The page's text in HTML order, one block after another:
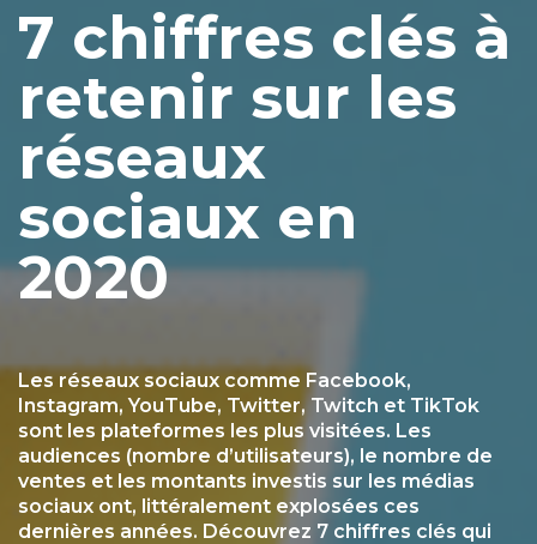
7 chiffres clés à
retenir sur les
réseaux
sociaux en
2020
Les réseaux sociaux comme Facebook,
Instagram, YouTube, Twitter, Twitch et TikTok
sont les plateformes les plus visitées. Les
audiences (nombre d’utilisateurs), le nombre de
ventes et les montants investis sur les médias
sociaux ont, littéralement explosées ces
dernières années. Découvrez 7 chiffres clés qui